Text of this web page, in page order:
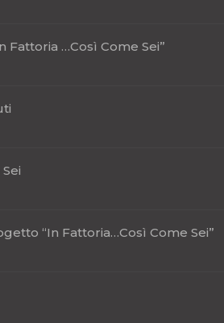
Fattoria …Così Come Sei”
“In Fattoria…Così Come Sei”